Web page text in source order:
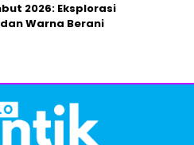
2026: Eksplorasi
Warna Berani